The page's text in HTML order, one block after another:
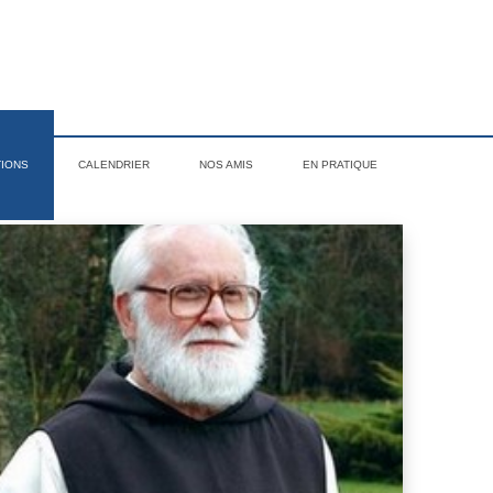
CALENDRIER NOS AMIS EN PRATIQUE